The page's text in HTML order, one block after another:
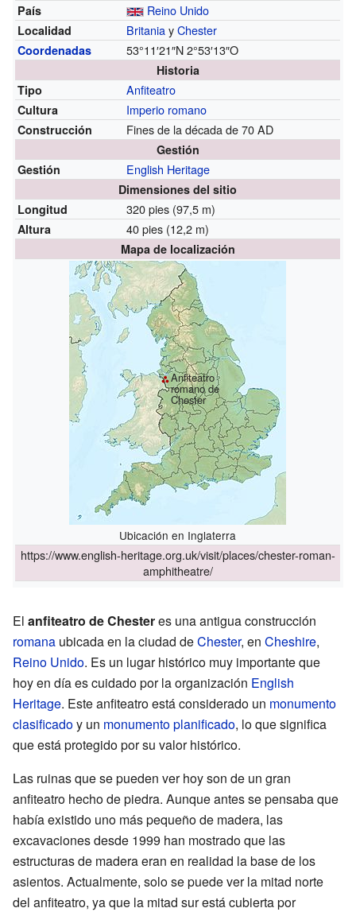
País Reino Unido
Localidad BritaniayChester
Coordenadas 53°11′21″N2°53′13″O
Historia
Tipo
Anfiteatro
Cultura Imperio romano
Construcción Fines de la década de 70 AD
Gestión
Gestión
English Heritage
Dimensiones del sitio
Longitud
320 pies (97,5 m)
Altura 40 pies (12,2 m)
Mapa de localización
Anfiteatro
romano de
Chester
Ubicación en Inglaterra
https://www.english-heritage.org.uk/visit/places/chester-roman-
amphitheatre/
El anfiteatro de Chesteres una antigua construcción
romana ubicada en la ciudad deChester, en Cheshire,
Reino Unido. Es un lugar histórico muy importante que
hoy en día es cuidado por la organización English
Heritage. Este anfiteatro está considerado un monumento
clasificadoy un monumento planificado, lo que significa
que está protegido por su valor histórico.
Las ruinas que se pueden ver hoy son de un gran
anfiteatro hecho de piedra. Aunque antes se pensaba que
había existido uno más pequeño de madera, las
excavaciones desde 1999 han mostrado que las
estructuras de madera eran en realidad la base de los
asientos. Actualmente, solo se puede ver la mitad norte
del anfiteatro, ya que la mitad sur está cubierta por